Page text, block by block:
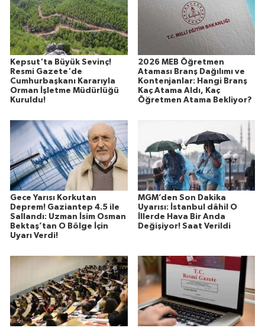
Kepsut'ta Büyük Sevinç!
Resmi Gazete'de
Cumhurbaşkanı Kararıyla
Orman İşletme Müdürlüğü
Kuruldu!
2026 MEB Öğretmen
Ataması Branş Dağılımı ve
Kontenjanlar: Hangi Branş
Kaç Atama Aldı, Kaç
Öğretmen Atama Bekliyor?
Gece Yarısı Korkutan
Deprem! Gaziantep 4.5 ile
Sallandı: Uzman İsim Osman
Bektaş’tan O Bölge İçin
Uyarı Verdi!
MGM’den Son Dakika
Uyarısı: İstanbul dâhil O
İllerde Hava Bir Anda
Değişiyor! Saat Verildi